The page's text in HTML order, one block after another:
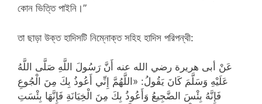
কোন ভিত্তি পাইনি।”
তা ছাড়া উক্ত হাদিসটি নিম্নোক্ত সহিহ হাদিস পরিপন্থী:
عَنْ أبى هريرة رضي الله عنه أَنَّ رَسُولَ اللَّهِ صَلَّى اللَّهُ
عَلَيْهِ وَسَلَّمَ كَانَ يَقُولُ: «اللَّهُمَّ إِنِّي أَعُوذُ بِكَ مِنَ الْجُوعِ
فَإِنَّهُ بِئْسَ الضَّجِيعُ وَأَعُوذُ بِكَ مِنَ الْخِيَانَةِ فَإِنَّهَا بِئْسَتِ